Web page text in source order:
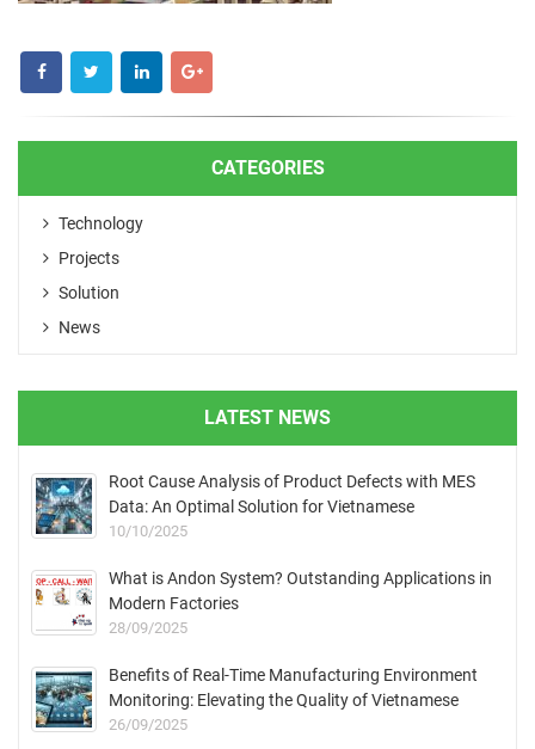
CATEGORIES
Technology
Projects
Solution
News
LATEST NEWS
Root Cause Analysis of Product Defects with MES
Data: An Optimal Solution for Vietnamese
Manufacturing Businesses
10/10/2025
What is Andon System? Outstanding Applications in
Modern Factories
28/09/2025
Benefits of Real-Time Manufacturing Environment
Monitoring: Elevating the Quality of Vietnamese
Products
26/09/2025